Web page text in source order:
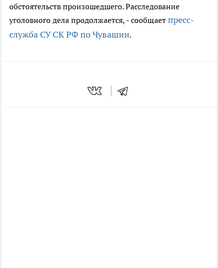
обстоятельств произошедшего. Расследование
уголовного дела продолжается, - сообщает пресс-
служба СУ СК РФ по Чувашии.